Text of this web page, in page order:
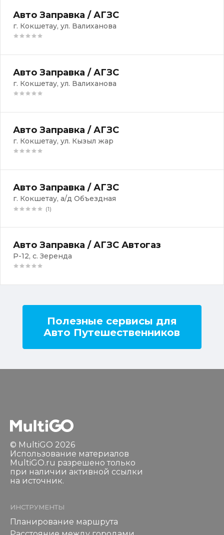
Авто Заправка / АГЗС
г. Кокшетау, ул. Валиханова
Авто Заправка / АГЗС
г. Кокшетау, ул. Валиханова
Авто Заправка / АГЗС
г. Кокшетау, ул. Кызыл жар
Авто Заправка / АГЗС
г. Кокшетау, а/д Объездная
(1)
Авто Заправка / АГЗС Автогаз
Р-12, с. Зеренда
Полезные сервисы для
Авто Путешественников
© MultiGO 2026
Использование материалов
MultiGO.ru разрешено только
при наличии активной ссылки
на источник.
ИНСТРУМЕНТЫ
Планирование маршрута